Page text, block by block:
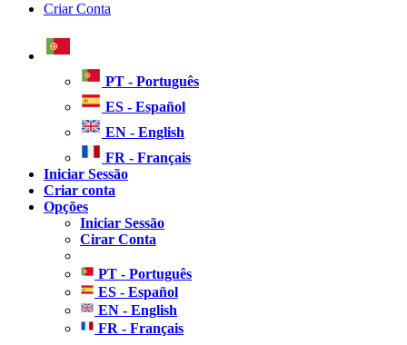
Criar Conta
PT - Português
ES - Español
EN - English
FR - Français
Iniciar Sessão
Criar conta
Opções
Iniciar Sessão
Cirar Conta
PT - Português
ES - Español
EN - English
FR - Français